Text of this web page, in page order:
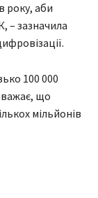
року, аби
– зазначила
100 000
що
мільйонів